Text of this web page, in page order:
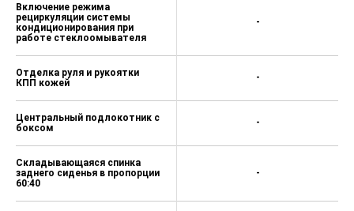
Включение режима
рециркуляции системы
кондиционирования при
работе стеклоомывателя
Отделка руля и рукоятки
КПП кожей
Центральный подлокотник с
боксом
Складывающаяся спинка
заднего сиденья в пропорции
60:40
-
-
-
-